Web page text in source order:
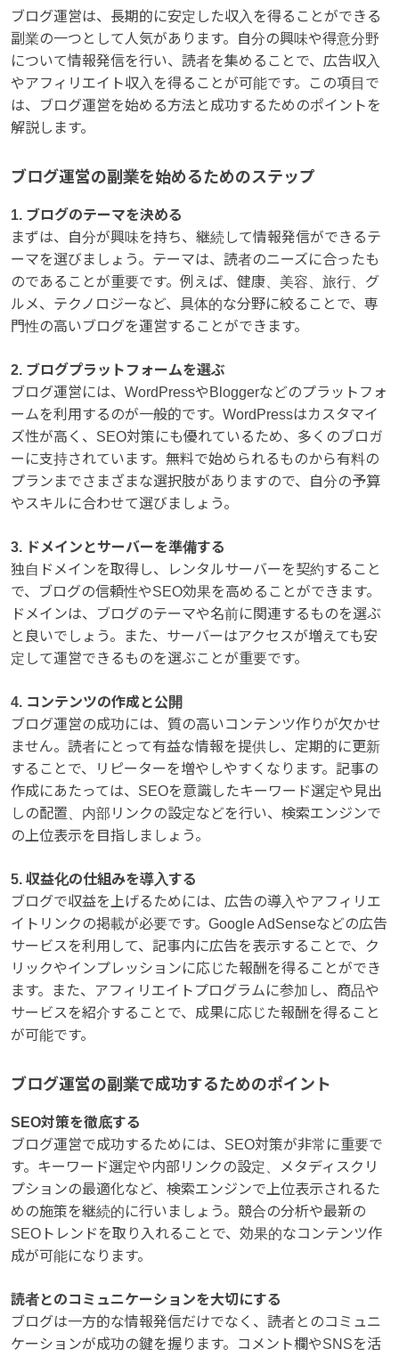
ブログ運営は、長期的に安定した収入を得ることができる
副業の一つとして人気があります。自分の興味や得意分野
について情報発信を行い、読者を集めることで、広告収入
やアフィリエイト収入を得ることが可能です。この項目で
は、ブログ運営を始める方法と成功するためのポイントを
解説します。
ブログ運営の副業を始めるためのステップ
1. ブログのテーマを決める
まずは、自分が興味を持ち、継続して情報発信ができるテ
ーマを選びましょう。テーマは、読者のニーズに合ったも
のであることが重要です。例えば、健康、美容、旅行、グ
ルメ、テクノロジーなど、具体的な分野に絞ることで、専
門性の高いブログを運営することができます。
2. ブログプラットフォームを選ぶ
ブログ運営には、WordPressやBloggerなどのプラットフォ
ームを利用するのが一般的です。WordPressはカスタマイ
ズ性が高く、SEO対策にも優れているため、多くのブロガ
ーに支持されています。無料で始められるものから有料の
プランまでさまざまな選択肢がありますので、自分の予算
やスキルに合わせて選びましょう。
3. ドメインとサーバーを準備する
独自ドメインを取得し、レンタルサーバーを契約すること
で、ブログの信頼性やSEO効果を高めることができます。
ドメインは、ブログのテーマや名前に関連するものを選ぶ
と良いでしょう。また、サーバーはアクセスが増えても安
定して運営できるものを選ぶことが重要です。
4. コンテンツの作成と公開
ブログ運営の成功には、質の高いコンテンツ作りが欠かせ
ません。読者にとって有益な情報を提供し、定期的に更新
することで、リピーターを増やしやすくなります。記事の
作成にあたっては、SEOを意識したキーワード選定や見出
しの配置、内部リンクの設定などを行い、検索エンジンで
の上位表示を目指しましょう。
5. 収益化の仕組みを導入する
ブログで収益を上げるためには、広告の導入やアフィリエ
イトリンクの掲載が必要です。Google AdSenseなどの広告
サービスを利用して、記事内に広告を表示することで、ク
リックやインプレッションに応じた報酬を得ることができ
ます。また、アフィリエイトプログラムに参加し、商品や
サービスを紹介することで、成果に応じた報酬を得ること
が可能です。
ブログ運営の副業で成功するためのポイント
SEO対策を徹底する
ブログ運営で成功するためには、SEO対策が非常に重要で
す。キーワード選定や内部リンクの設定、メタディスクリ
プションの最適化など、検索エンジンで上位表示されるた
めの施策を継続的に行いましょう。競合の分析や最新の
SEOトレンドを取り入れることで、効果的なコンテンツ作
成が可能になります。
読者とのコミュニケーションを大切にする
ブログは一方的な情報発信だけでなく、読者とのコミュニ
ケーションが成功の鍵を握ります。コメント欄やSNSを活